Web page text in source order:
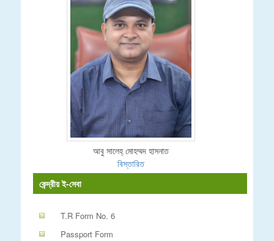
আবু সালেহ্ মোহম্মদ হাসনাত
বিস্তারিত
কেন্দ্রীয় ই-সেবা
T.R Form No. 6
Passport Form